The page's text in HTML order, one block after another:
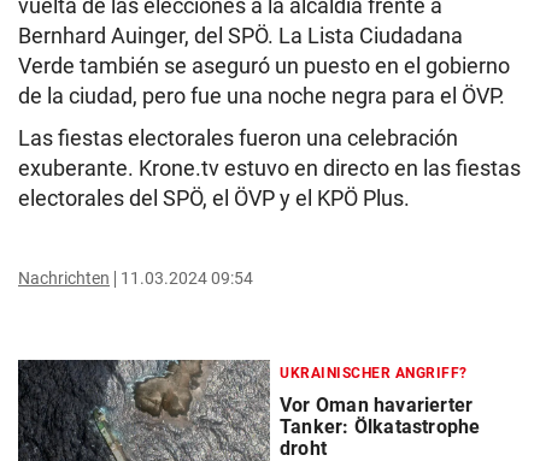
vuelta de las elecciones a la alcaldía frente a
Bernhard Auinger, del SPÖ. La Lista Ciudadana
Verde también se aseguró un puesto en el gobierno
de la ciudad, pero fue una noche negra para el ÖVP.
Las fiestas electorales fueron una celebración
exuberante. Krone.tv estuvo en directo en las fiestas
electorales del SPÖ, el ÖVP y el KPÖ Plus.
Nachrichten 11.03.2024 09:54
UKRAINISCHER ANGRIFF?
Vor Oman havarierter
Tanker: Ölkatastrophe
droht